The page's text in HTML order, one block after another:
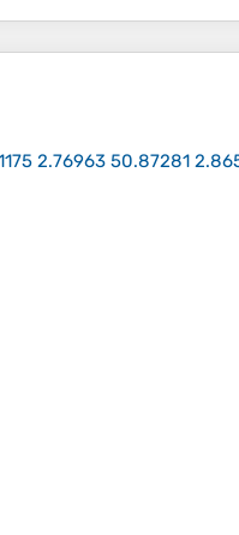
2.76963 50.87281